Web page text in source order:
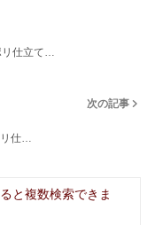
リ仕立て…
次の記事
仕…
と複数検索できま